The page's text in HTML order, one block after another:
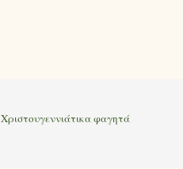
Χριστουγεννιάτικα φαγητά